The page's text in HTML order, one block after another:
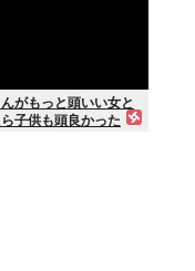
がもっと頭いい女と
子供も頭良かった